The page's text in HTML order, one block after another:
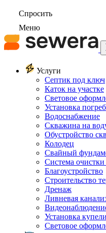
Спросить
Меню
Услуги
Септик под ключ
Каток на участке
Световое
Установка
Водоснабжение
Скважина на
Обустройство
Колодец
Свайный
Система
Благоустройство
Строительство
Дренаж
Ливневая
Установка купели
Световое